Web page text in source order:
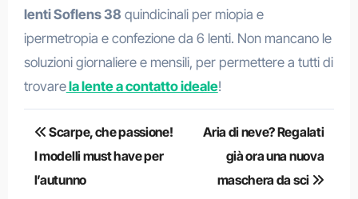
lenti Soflens 38 quindicinali per miopia e
ipermetropia e confezione da 6 lenti. Non mancano le
soluzioni giornaliere e mensili, per permettere a tutti di
trovarela lente a contatto ideale!
Navigazione
articoli
Scarpe, che passione!
I modelli must have per
l’autunno
Aria di neve? Regalati
già ora una nuova
maschera da sci